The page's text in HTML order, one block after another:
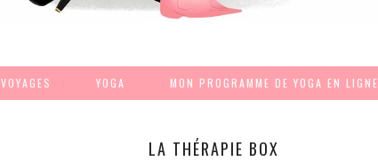
VOYAGES YOGA MON PROGRAMME DE YOGA EN LIGNE
LA THÉRAPIE BOX